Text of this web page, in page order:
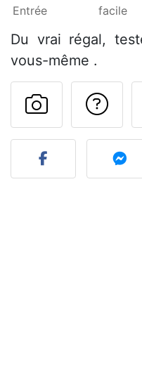
Entrée facile
Du vrai régal,
vous-même .
Publier